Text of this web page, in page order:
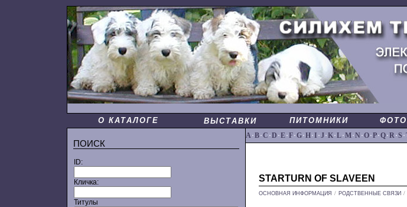
О КАТАЛОГЕ ВЫСТАВКИ ПИТОМНИКИ
ПОИСК
ID:
Кличка:
Титулы
A·B·C ·D ·E·F·G·H·I ·J·K·L·M·N·O·P·Q·R·S ·
STARTURN OF SLAVEEN
ОСНОВНАЯ ИНФОРМАЦИЯ / РОДСТВЕННЫЕ СВЯЗИ /